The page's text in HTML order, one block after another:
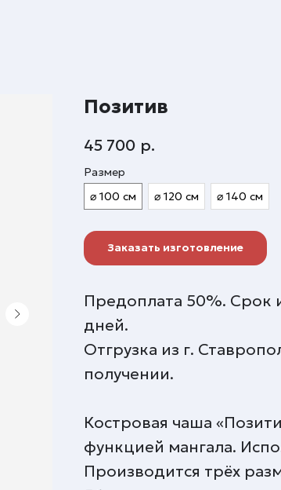
Позитив
45 700 р.
Размер
⌀ 100 см
⌀ 120 см ⌀ 140 см
Заказать изготовление
Предоплата 50%. Срок
дней.
Отгрузка из г.
получении.
Костровая чаша
функцией мангала.
Производится трёх